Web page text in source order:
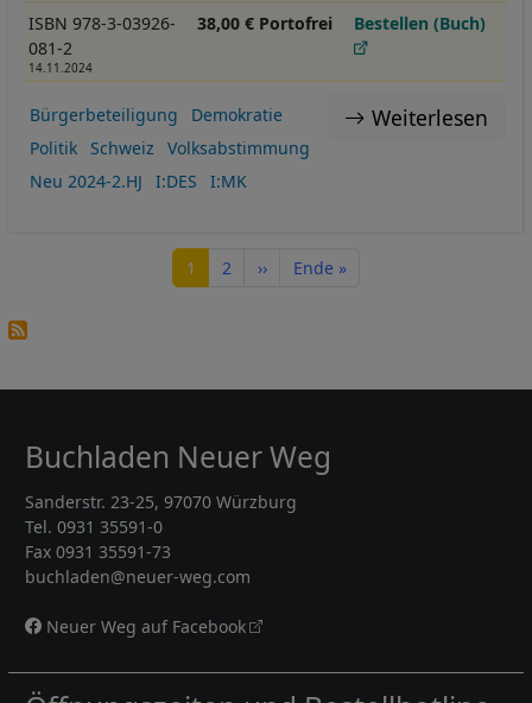
ISBN 978-3-03926-
081-2
14.11.2024
38,00 € Portofrei Bestellen (Buch)
Weiterlesen
Bürgerbeteiligung
Demokratie
Politik
Schweiz
Volksabstimmung
Neu 2024-2.HJ
I:DES I:MK
Seite
1 Seite
2 Nächste Seite
›› Letzte Seite
Ende »
Buchladen Neuer Weg
Sanderstr. 23-25, 97070 Würzburg
Tel. 0931 35591-0
Fax 0931 35591-73
buchladen@neuer-weg.com
Neuer Weg auf Facebook